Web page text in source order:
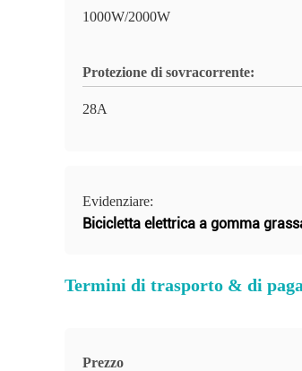
1000W/2000W
Protezione di sovracorrente:
28A
Evidenziare:
Bicicletta elettrica a gomma
Termini di trasporto & di
Prezzo